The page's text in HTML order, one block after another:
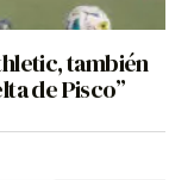
también
de Pisco”